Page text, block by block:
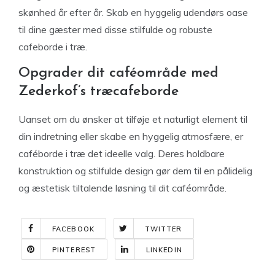
skønhed år efter år. Skab en hyggelig udendørs oase
til dine gæster med disse stilfulde og robuste
cafeborde i træ.
Opgrader dit caféområde med
Zederkof’s træcafeborde
Uanset om du ønsker at tilføje et naturligt element til
din indretning eller skabe en hyggelig atmosfære, er
caféborde i træ det ideelle valg. Deres holdbare
konstruktion og stilfulde design gør dem til en pålidelig
og æstetisk tiltalende løsning til dit caféområde.
FACEBOOK TWITTER
PINTEREST LINKEDIN